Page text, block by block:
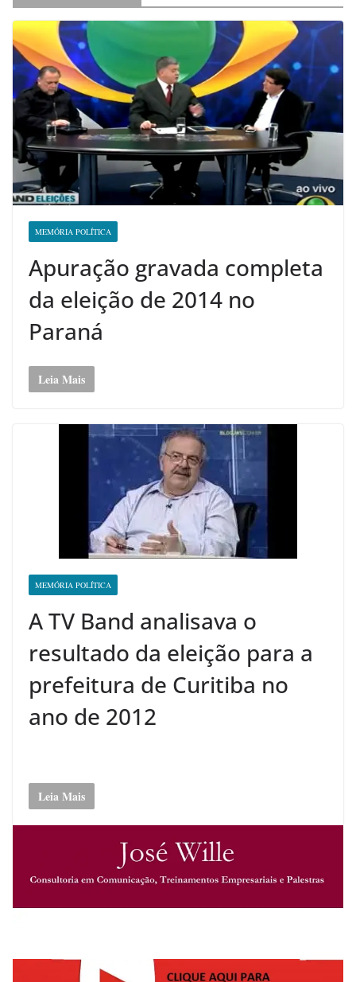
MEMÓRIA POLÍTICA
Apuração gravada completa
da eleição de 2014 no
Paraná
Leia Mais
MEMÓRIA POLÍTICA
A TV Band analisava o
resultado da eleição para a
prefeitura de Curitiba no
ano de 2012
Leia Mais